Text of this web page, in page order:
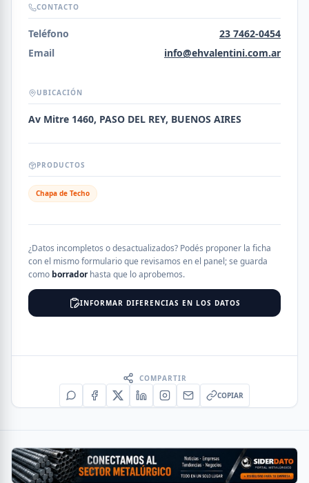
CONTACTO
Teléfono
23 7462-0454
Email
info@ehvalentini.com.ar
UBICACIÓN
Av Mitre 1460, PASO DEL REY, BUENOS AIRES
PRODUCTOS
Chapa de Techo
¿Datos incompletos o desactualizados? Podés proponer la ficha
con el mismo formulario que revisamos en el panel; se guarda
como borradorhasta que lo aprobemos.
INFORMAR DIFERENCIAS EN LOS DATOS
COMPARTIR
COPIAR